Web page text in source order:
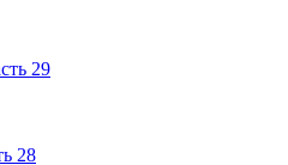
29
28